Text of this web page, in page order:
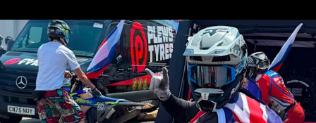
Rückkehr der Superbike-WM nach Asien: Wenn, dann in